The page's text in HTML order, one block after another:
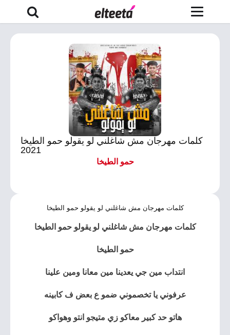
كلمات مهرجان مش شاغلني لو يقولو حمو الطيخا
2021
حمو الطيخا
كلمات مهرجان مش شاغلني لو يقولو حمو الطيخا
كلمات مهرجان مش شاغلني لو يقولو حمو الطيخا
حمو الطيخا
انتداب مين جي يعدينا مين معانا ومين علينا
عرفوني يا تخصموني ضمو ع بعض ف كابينه
هاتو حد كبير معاكو زي متيجو انتو وهواكو